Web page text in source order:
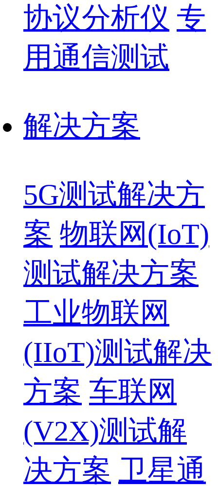
协议分析仪 专
用通信测试
解决方案
5G测试解决方
案 物联网(IoT)
测试解决方案
工业物联网
(IIoT)测试解决
方案 车联网
(V2X)测试解
决方案 卫星通